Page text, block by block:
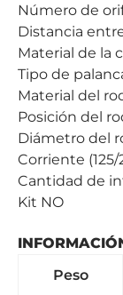
Número de
Distancia
Material de la
Tipo de
Material del
Posición del
Diámetro del
Corriente (125/
Cantidad de
Kit NO
Peso